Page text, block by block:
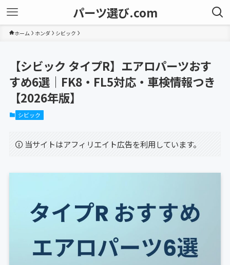
パーツ選び.com
ホーム ホンダ シビック
【シビック タイプR】エアロパーツおす
すめ6選｜FK8・FL5対応・車検情報つき
【2026年版】
シビック
当サイトはアフィリエイト広告を利用しています。